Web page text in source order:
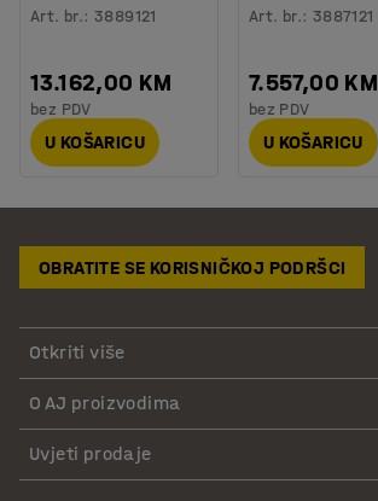
Art. br.:3889121
13.162,00 KM
bez PDV
U KOŠARICU
Art. br.: 3887121
7.557,00 KM
bez PDV
U KOŠARICU
OBRATITE SE KORISNIČKOJ PODRŠCI
Otkriti više
O AJ proizvodima
Uvjeti prodaje